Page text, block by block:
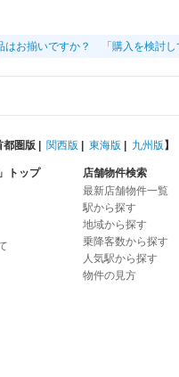
はお揃いですか？ 「購入を検討
都圏版 関西版 東海版 九州版 】
トップ
店舗物件検索
最新店舗物件一覧
駅から探す
地域から探す
乗降客数から探す
人気駅から探す
物件の見方